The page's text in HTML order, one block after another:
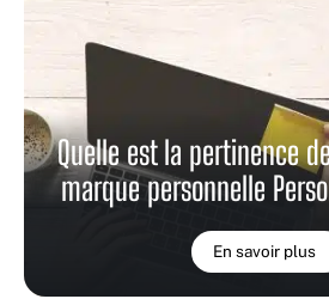
Quelle est la pertinence
marque personnelle
En savoir plus